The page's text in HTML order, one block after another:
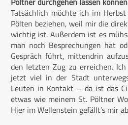
Tatsächlich möchte ich im
Pölten beziehen, weil mir die
wichtig ist. Außerdem ist es
man noch Besprechungen hat
Gespräch führt, mittendrin
den letzten Zug zu erreichen.
jetzt viel in der Stadt
Leuten in Kontakt – da ist das
etwas wie meinem St. Pöltner
Hier im Wellenstein gefällt’s mir